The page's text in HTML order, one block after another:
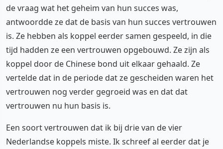
de vraag wat het geheim van hun succes was,
antwoordde ze dat de basis van hun succes vertrouwen
is. Ze hebben als koppel eerder samen gespeeld, in die
tijd hadden ze een vertrouwen opgebouwd. Ze zijn als
koppel door de Chinese bond uit elkaar gehaald. Ze
vertelde dat in de periode dat ze gescheiden waren het
vertrouwen nog verder gegroeid was en dat dat
vertrouwen nu hun basis is.
Een soort vertrouwen dat ik bij drie van de vier
Nederlandse koppels miste. Ik schreef al eerder dat je